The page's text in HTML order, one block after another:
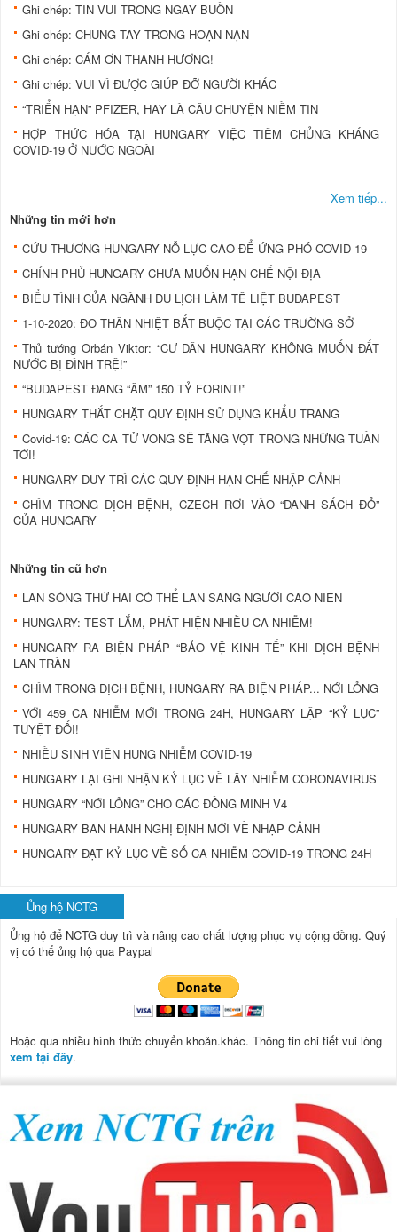
Ghi chép: TIN VUI TRONG NGÀY BUỒN
Ghi chép: CHUNG TAY TRONG HOẠN NẠN
Ghi chép: CÁM ƠN THANH HƯƠNG!
Ghi chép: VUI VÌ ĐƯỢC GIÚP ĐỠ NGƯỜI KHÁC
“TRIỂN HẠN” PFIZER, HAY LÀ CÂU CHUYỆN NIỀM TIN
HỢP THỨC HÓA TẠI HUNGARY VIỆC TIÊM CHỦNG KHÁNG
COVID-19 Ở NƯỚC NGOÀI
Xem tiếp...
Những tin mới hơn
CỨU THƯƠNG HUNGARY NỖ LỰC CAO ĐỂ ỨNG PHÓ COVID-19
CHÍNH PHỦ HUNGARY CHƯA MUỐN HẠN CHẾ NỘI ĐỊA
BIỂU TÌNH CỦA NGÀNH DU LỊCH LÀM TÊ LIỆT BUDAPEST
1-10-2020: ĐO THÂN NHIỆT BẮT BUỘC TẠI CÁC TRƯỜNG SỞ
Thủ tướng Orbán Viktor: “CƯ DÂN HUNGARY KHÔNG MUỐN ĐẤT
NƯỚC BỊ ĐÌNH TRỆ!”
“BUDAPEST ĐANG “ÂM” 150 TỶ FORINT!”
HUNGARY THẮT CHẶT QUY ĐỊNH SỬ DỤNG KHẨU TRANG
Covid-19: CÁC CA TỬ VONG SẼ TĂNG VỌT TRONG NHỮNG TUẦN
TỚI!
HUNGARY DUY TRÌ CÁC QUY ĐỊNH HẠN CHẾ NHẬP CẢNH
CHÌM TRONG DỊCH BỆNH, CZECH RƠI VÀO “DANH SÁCH ĐỎ”
CỦA HUNGARY
Những tin cũ hơn
LÀN SÓNG THỨ HAI CÓ THỂ LAN SANG NGƯỜI CAO NIÊN
HUNGARY: TEST LẮM, PHÁT HIỆN NHIỀU CA NHIỄM!
HUNGARY RA BIỆN PHÁP “BẢO VỆ KINH TẾ” KHI DỊCH BỆNH
LAN TRÀN
CHÌM TRONG DỊCH BỆNH, HUNGARY RA BIỆN PHÁP... NỚI LỎNG
VỚI 459 CA NHIỄM MỚI TRONG 24H, HUNGARY LẬP “KỶ LỤC”
TUYỆT ĐỐI!
NHIỀU SINH VIÊN HUNG NHIỄM COVID-19
HUNGARY LẠI GHI NHẬN KỶ LỤC VỀ LÂY NHIỄM CORONAVIRUS
HUNGARY “NỚI LỎNG” CHO CÁC ĐỒNG MINH V4
HUNGARY BAN HÀNH NGHỊ ĐỊNH MỚI VỀ NHẬP CẢNH
HUNGARY ĐẠT KỶ LỤC VỀ SỐ CA NHIỄM COVID-19 TRONG 24H
Ủng hộ NCTG
Ủng hộ để NCTG duy trì và nâng cao chất lượng phục vụ cộng đồng. Quý
vị có thể ủng hộ qua Paypal
Hoặc qua nhiều hình thức chuyển khoản.khác. Thông tin chi tiết vui lòng
xem tại đây.